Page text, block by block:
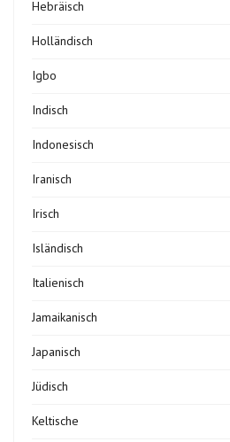
Hebräisch
Holländisch
Igbo
Indisch
Indonesisch
Iranisch
Irisch
Isländisch
Italienisch
Jamaikanisch
Japanisch
Jüdisch
Keltische